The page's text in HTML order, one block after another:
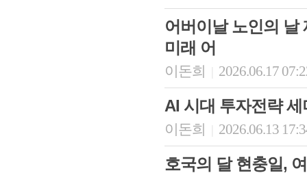
어버이날 노인의 날
미래 어
이돈희 2026.06.17
AI 시대 투자전략
이돈희 2026.06.13
호국의 달 현충일,